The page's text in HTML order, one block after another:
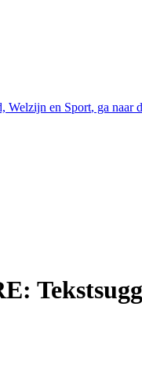
Welzijn en Sport, ga naar